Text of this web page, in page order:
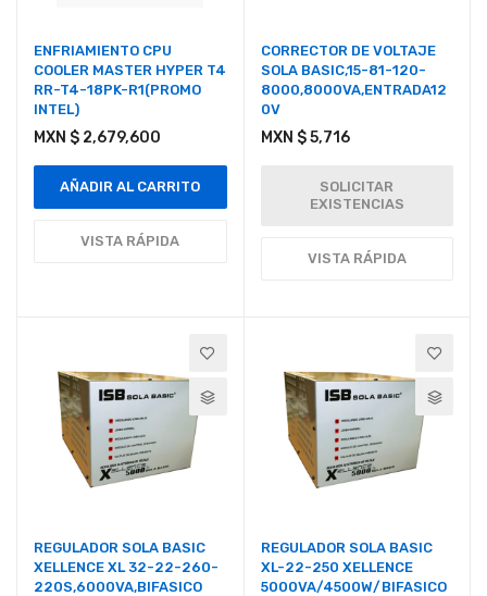
ENFRIAMIENTO CPU
COOLER MASTER HYPER T4
RR-T4-18PK-R1(PROMO
INTEL)
MXN $ 2,679,600
AÑADIR AL CARRITO
VISTA RÁPIDA
CORRECTOR DE VOLTAJE
SOLA BASIC,15-81-120-
8000,8000VA,ENTRADA12
0V
MXN $ 5,716
SOLICITAR
EXISTENCIAS
VISTA RÁPIDA
REGULADOR SOLA BASIC
XELLENCE XL 32-22-260-
220S,6000VA,BIFASICO
REGULADOR SOLA BASIC
XL-22-250 XELLENCE
5000VA/4500W/BIFASICO